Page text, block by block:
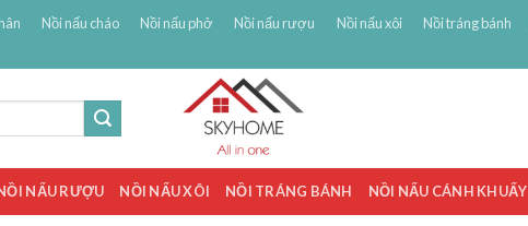
Nồi nấu cháo Nồi nấu phở Nồi nấu rượu Nồi nấu xôi Nồi tráng bánh
NẤU RƯỢU NỒI NẤU XÔI NỒI TRÁNG BÁNH NỒI NẤU CÁNH KHUẤY